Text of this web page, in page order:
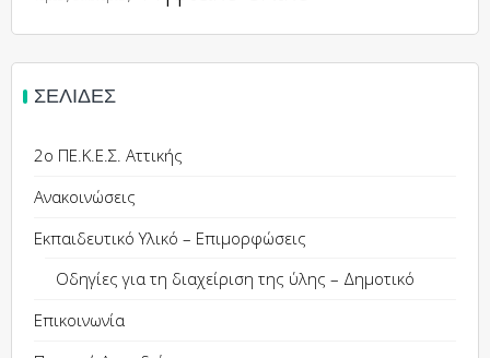
ΣΕΛΊΔΕΣ
2ο ΠΕ.Κ.Ε.Σ. Αττικής
Ανακοινώσεις
Εκπαιδευτικό Υλικό – Επιμορφώσεις
Οδηγίες για τη διαχείριση της ύλης – Δημοτικό
Επικοινωνία